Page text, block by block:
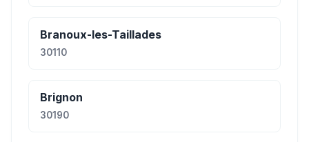
Branoux-les-Taillades
30110
Brignon
30190